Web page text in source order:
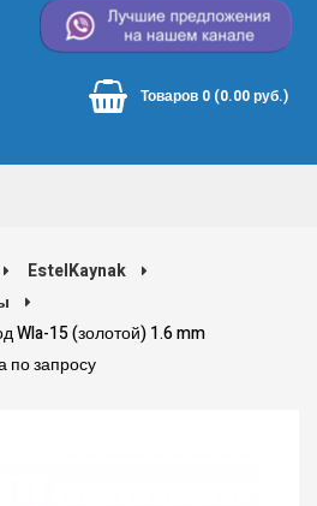
Товаров 0 (0.00 руб.)
EstelKaynak
Wla-15 (золотой) 1.6 mm
по запросу